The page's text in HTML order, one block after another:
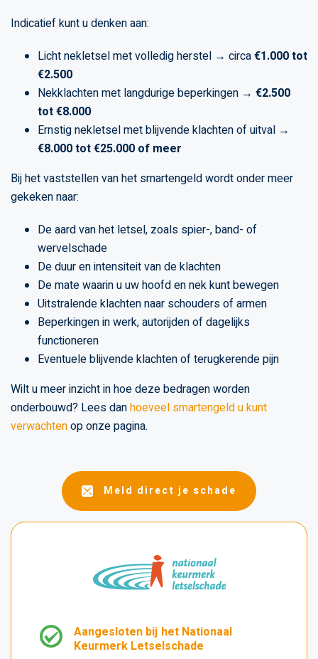
Indicatief kunt u denken aan:
Licht nekletsel met volledig herstel → circa€1.000 tot
€2.500
Nekklachten met langdurige beperkingen → €2.500
tot €8.000
Ernstig nekletsel met blijvende klachten of uitval →
€8.000 tot €25.000 of meer
Bij het vaststellen van het smartengeld wordt onder meer
gekeken naar:
De aard van het letsel, zoals spier-, band- of
wervelschade
De duur en intensiteit van de klachten
De mate waarin u uw hoofd en nek kunt bewegen
Uitstralende klachten naar schouders of armen
Beperkingen in werk, autorijden of dagelijks
functioneren
Eventuele blijvende klachten of terugkerende pijn
Wilt u meer inzicht in hoe deze bedragen worden
onderbouwd? Lees danhoeveel smartengeld u kunt
verwachtenop onze pagina.
Meld direct je schade
Aangesloten bij het Nationaal
Keurmerk Letselschade